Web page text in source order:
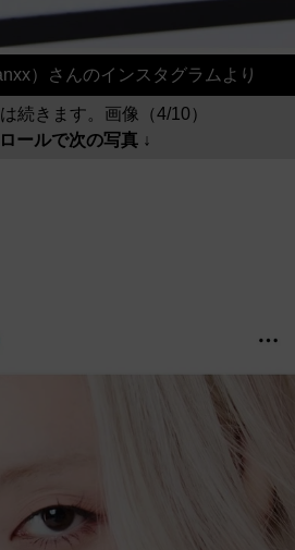
）さんのインスタグラムより
続きます。画像（4/10）
ールで次の写真 ↓